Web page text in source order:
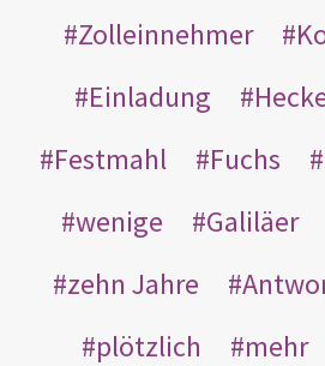
Zolleinnehmer
Einladung
Festmahl
Fuchs
wenige
Galiläer
zehn Jahre
plötzlich
mehr